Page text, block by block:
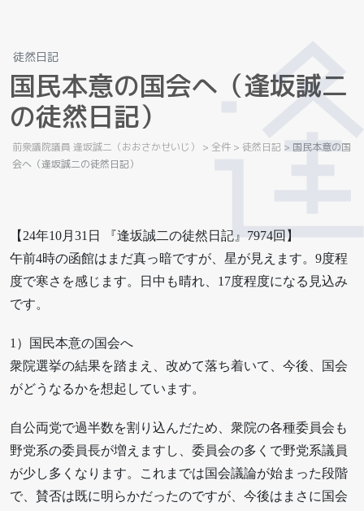
徒然日記
国民本意の国会へ （逢坂誠二
の徒然日記）
前衆議院議員 逢坂誠二（おおさかせいじ） > 全件 > 徒然日記 > 国民本意の国
会へ（逢坂誠二の徒然日記）
【24年10月31日 『逢坂誠二の徒然日記』7974回】
午前4時の函館はまだ真っ暗ですが、星が見えます。9度程
度で寒さを感じます。日中も晴れ、17度程度になる見込み
です。
1）国民本意の国会へ
衆院選挙の結果を踏まえ、改めて落ち着いて、今後、国会
がどうなるかを想起しています。
自公両党で過半数を割り込んだため、衆院の各種委員会も
野党系の委員長が増えますし、委員会の多くで野党系議員
が少し多くなります。これまでは国会議論が始まった段階
で、賛否は既に明らかだったのですが、今後はまさに国会